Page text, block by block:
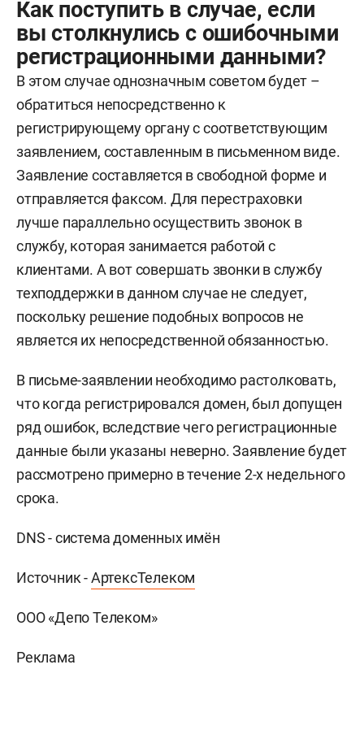
Как поступить в случае, если
вы столкнулись с ошибочными
регистрационными данными?
В этом случае однозначным советом будет –
обратиться непосредственно к
регистрирующему органу с соответствующим
заявлением, составленным в письменном виде.
Заявление составляется в свободной форме и
отправляется факсом. Для перестраховки
лучше параллельно осуществить звонок в
службу, которая занимается работой с
клиентами. А вот совершать звонки в службу
техподдержки в данном случае не следует,
поскольку решение подобных вопросов не
является их непосредственной обязанностью.
В письме-заявлении необходимо растолковать,
что когда регистрировался домен, был допущен
ряд ошибок, вследствие чего регистрационные
данные были указаны неверно. Заявление будет
рассмотрено примерно в течение 2-х недельного
срока.
DNS - система доменных имён
Источник -АртексТелеком
ООО «Депо Телеком»
Реклама